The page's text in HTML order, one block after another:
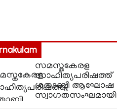
സമസ്തകേരള
സാഹിത്യപരിഷത്ത്
ശതാബ്ദി ആഘോഷ
സ്വാഗതസംഘമായി